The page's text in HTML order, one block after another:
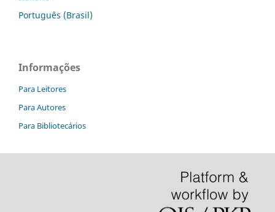
Português (Brasil)
Informações
Para Leitores
Para Autores
Para Bibliotecários